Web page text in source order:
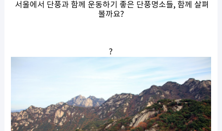
서울에서 단풍과 함께 운동하기 좋은 단풍명소들, 함께 살펴
볼까요?
?